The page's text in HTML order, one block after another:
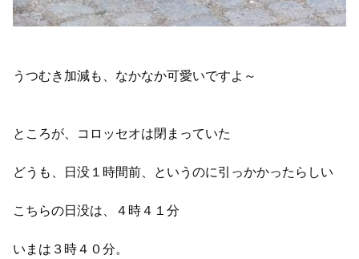
うつむき加減も、なかなか可愛いですよ～
ところが、コロッセオは閉まっていた
どうも、日没１時間前、というのに引っかかったらしい
こちらの日没は、４時４１分
いまは３時４０分。